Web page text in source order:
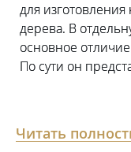
для
дерева. В
основное
По сути он
Читать